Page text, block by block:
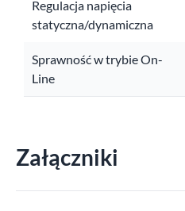
Regulacja napięcia
statyczna/dynamiczna
Sprawność w trybie On-
Line
Załączniki